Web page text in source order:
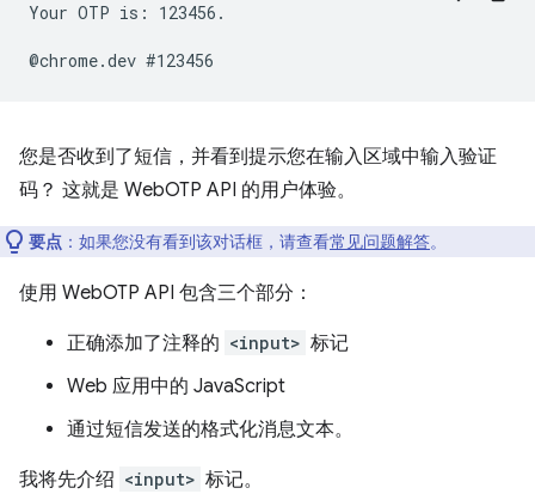
Your OTP is: 123456.
您是否收到了短信，并看到提示您在输入区域中输入验证
码？ 这就是 WebOTP API 的用户体验。
要点 ：如果您没有看到该对话框，请查看常见问题解答。
使用 WebOTP API 包含三个部分：
正确添加了注释的 <input> 标记
Web 应用中的 JavaScript
通过短信发送的格式化消息文本。
我将先介绍 <input> 标记。